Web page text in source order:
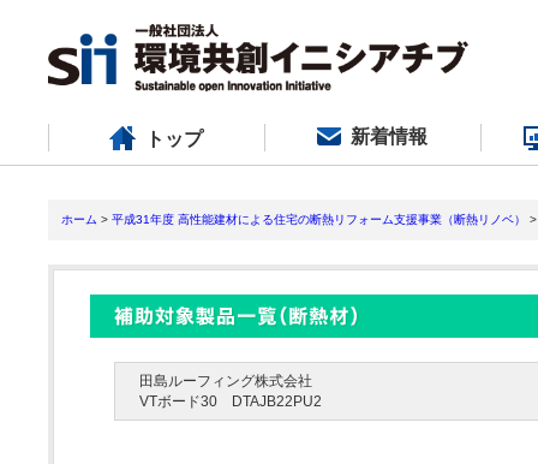
トップ 新着情報
ホーム > 平成31年度 高性能建材による住宅の断熱リフォーム支援事業（断熱リノベ）
田島ルーフィング株式会社
VTボード30 DTAJB22PU2